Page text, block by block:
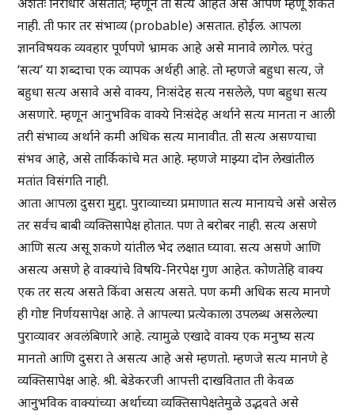
नाही. ती फार तर संभाव्य (probable) असतात. होईल. आपला
ज्ञानविषयक व्यवहार पूर्णपणे भ्रामक आहे असे मानावे लागेल. परंतु
‘सत्य’ या शब्दाचा एक व्यापक अर्थही आहे. तो म्हणजे बहुधा सत्य, जे
बहुधा सत्य असावे असे वाक्य, निःसंदेह सत्य नसलेले, पण बहुधा सत्य
असणारे. म्हणून आनुभविक वाक्ये निःसंदेह अर्थाने सत्य मानता न आली
तरी संभाव्य अर्थाने कमी अधिक सत्य मानावीत. ती सत्य असण्याचा
संभव आहे, असे तार्किकांचे मत आहे. म्हणजे माझ्या दोन लेखांतील
मतांत विसंगति नाही.
आता आपला दुसरा मुद्दा. पुराव्याच्या प्रमाणात सत्य मानायचे असे असेल
तर सर्वच बाबी व्यक्तिसापेक्ष होतात. पण ते बरोबर नाही. सत्य असणे
आणि सत्य असू शकणे यांतील भेद लक्षात घ्यावा. सत्य असणे आणि
असत्य असणे हे वाक्यांचे विषयि-निरपेक्ष गुण आहेत. कोणतेहि वाक्य
एक तर सत्य असते किंवा असत्य असते. पण कमी अधिक सत्य मानणे
ही गोष्ट निर्णयसापेक्ष आहे. ते आपल्या प्रत्येकाला उपलब्ध असलेल्या
पुराव्यावर अवलंबिणारे आहे. त्यामुळे एखादे वाक्य एक मनुष्य सत्य
मानतो आणि दुसरा ते असत्य आहे असे म्हणतो. म्हणजे सत्य मानणे हे
व्यक्तिसापेक्ष आहे. श्री. बेडेकरजी आपत्ती दाखवितात ती केवळ
आनुभविक वाक्यांच्या अर्थाच्या व्यक्तिसापेक्षतेमुळे उद्भवते असे